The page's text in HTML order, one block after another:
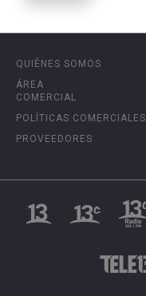
QUIÉNES SOMOS
ÁREA
COMERCIAL
POLÍTICAS COMERCIALES
PROVEEDORES